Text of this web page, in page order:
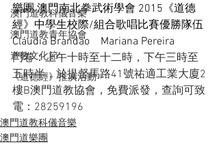
澳門道教科儀音樂
澳門道教青年協會
道教文化節
《道德經》推廣活動
樂團 澳門南北拳武術學會 2015 《道德
經》中學生校際/組合歌唱比賽優勝隊伍
Cláudia Brandão    Mariana Pereira
門卷：上午十時至十二時，下午三時至
五時半，於提督馬路41號祐適工業大廈2
樓B澳門道教協會，免費派發，查詢可致
電：28259196
澳門道教科儀音樂
澳門道樂團